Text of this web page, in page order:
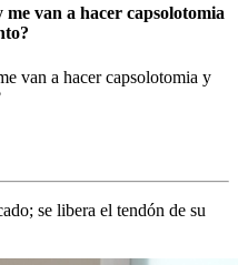
van a hacer capsolotomia
van a hacer capsolotomia y
se libera el tendón de su